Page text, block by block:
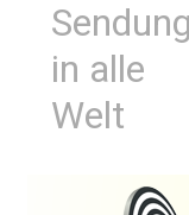
Sendung
in alle
Welt